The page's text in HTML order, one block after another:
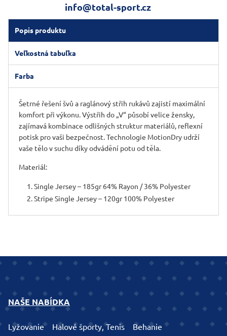
info@total-sport.cz
Popis produktu
Veľkostná tabuľka
Farba
Šetrné řešení švů a raglánový střih rukávů zajistí maximální
komfort při výkonu. Výstřih do „V“ působí velice žensky,
zajímavá kombinace odlišných struktur materiálů, reflexní
potisk pro vaši bezpečnost. Technologie MotionDry udrží
vaše tělo v suchu díky odvádění potu od těla.
Materiál:
Single Jersey – 185gr 64% Rayon / 36% Polyester
Stripe Single Jersey – 120gr 100% Polyester
NAŠE NABÍDKA
Lyžovanie Halové športy, Tenis
Behanie